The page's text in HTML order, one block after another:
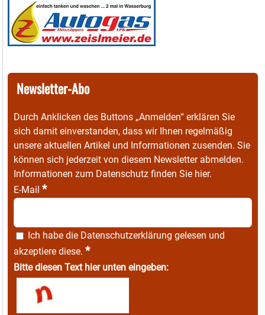
Newsletter-Abo
Durch Anklicken des Buttons „Anmelden“ erklären Sie
sich damit einverstanden, dass wir Ihnen regelmäßig
unsere aktuellen Artikel und Informationen zusenden. Sie
können sich jederzeit von diesem Newsletter abmelden.
Informationen zum Datenschutz finden Sie hier.
E-Mail *
Ich habe die Datenschutzerklärung gelesen und
akzeptiere diese. *
Bitte diesen Text hier unten eingeben: